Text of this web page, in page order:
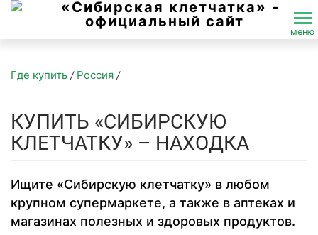
меню
Где купить / Россия /
КУПИТЬ «СИБИРСКУЮ
КЛЕТЧАТКУ» – НАХОДКА
Ищите «Сибирскую клетчатку» в любом
крупном супермаркете, а также в аптеках и
магазинах полезных и здоровых продуктов.